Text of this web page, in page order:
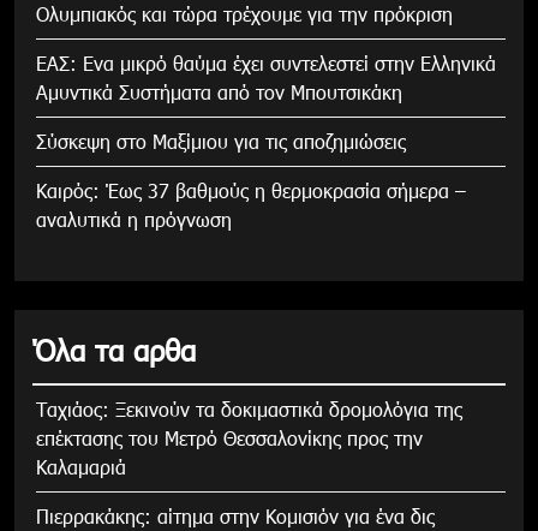
Ολυμπιακός και τώρα τρέχουμε για την πρόκριση
ΕΑΣ: Ενα μικρό θαύμα έχει συντελεστεί στην Ελληνικά
Αμυντικά Συστήματα από τον Μπουτσικάκη
Σύσκεψη στο Μαξίμιου για τις αποζημιώσεις
Καιρός: Έως 37 βαθμούς η θερμοκρασία σήμερα –
αναλυτικά η πρόγνωση
Όλα τα αρθα
Tαχιάος: Ξεκινούν τα δοκιμαστικά δρομολόγια της
επέκτασης του Μετρό Θεσσαλονίκης προς την
Καλαμαριά
Πιερρακάκης: αίτημα στην Κομισιόν για ένα δις